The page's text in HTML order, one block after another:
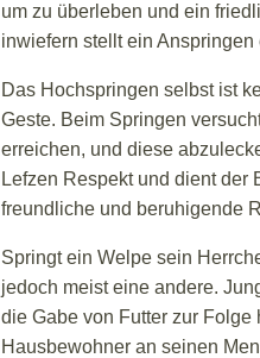
um zu überleben und ein
inwiefern stellt ein
Das Hochspringen selbst ist
Geste. Beim Springen
erreichen, und diese
Lefzen Respekt und dient
freundliche und beruhigende
Springt ein Welpe sein
jedoch meist eine andere.
die Gabe von Futter zur
Hausbewohner an seinen